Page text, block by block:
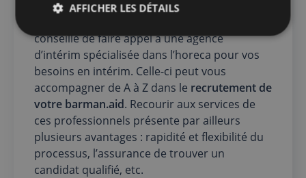
conseillé de faire appel à une agence
d’intérim spécialisée dans l’horeca pour vos
besoins en intérim. Celle-ci peut vous
accompagner de A à Z dans le recrutement de
votre barman.aid. Recourir aux services de
ces professionnels présente par ailleurs
plusieurs avantages : rapidité et flexibilité du
processus, l’assurance de trouver un
candidat qualifié, etc.
AFFICHER LES DÉTAILS